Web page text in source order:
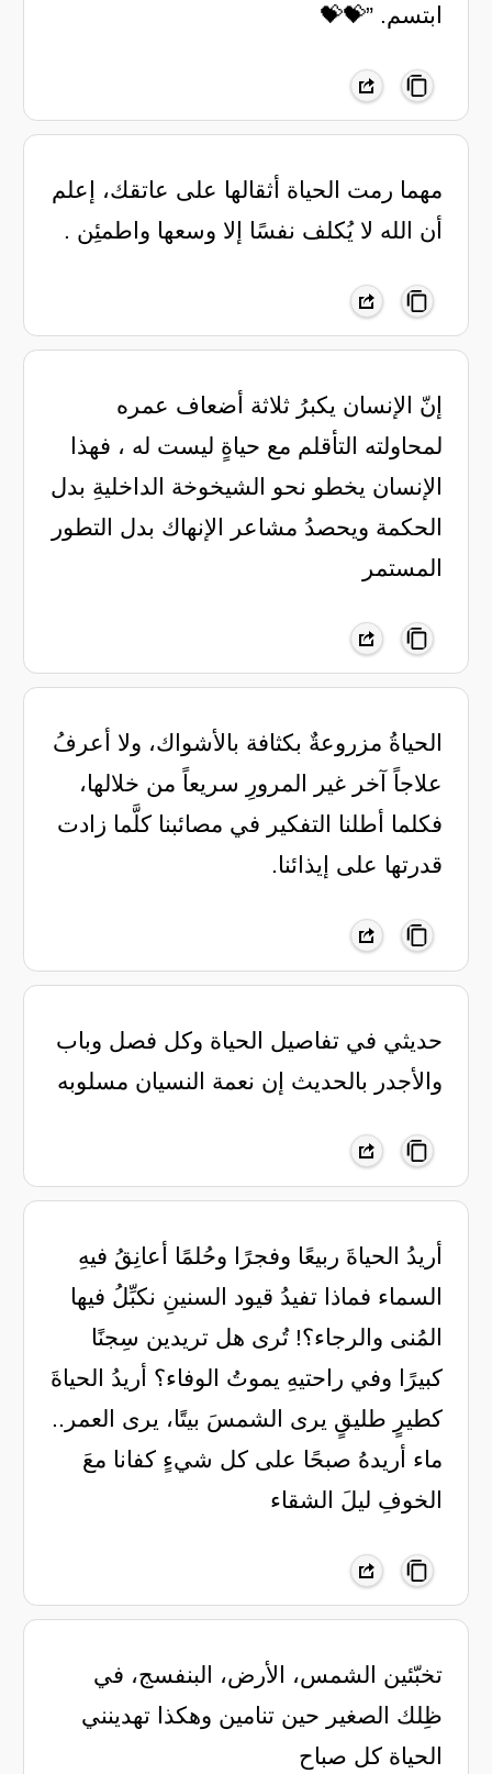
ابتسم. ”💝💝
مهما رمت الحياة أثقالها على عاتقك، إعلم
أن الله لا يُكلف نفسًا إلا وسعها واطمئِن .
إنّ الإنسان يكبرُ ثلاثة أضعاف عمره
لمحاولته التأقلم مع حياةٍ ليست له ، فهذا
الإنسان يخطو نحو الشيخوخة الداخليةِ بدل
الحكمة ويحصدُ مشاعر الإنهاك بدل التطور
المستمر
الحياةُ مزروعةٌ بكثافة بالأشواك، ولا أعرفُ
علاجاً آخر غير المرورِ سريعاً من خلالها،
فكلما أطلنا التفكير في مصائبنا كلَّما زادت
قدرتها على إيذائنا.
حديثي في تفاصيل الحياة وكل فصل وباب
‏والأجدر بالحديث إن نعمة النسيان مسلوبه
أريدُ الحياةَ ربيعًا وفجرًا وحُلمًا أعانِقُ فيهِ
السماء فماذا تفيدُ قيود السنينِ نكبِّلُ فيها
المُنى والرجاء؟! تُرى هل تريدين سِجنًا
كبيرًا وفي راحتيهِ يموتُ الوفاء؟ أريدُ الحياةَ
كطيرٍ طليقٍ يرى الشمسَ بيتًا، يرى العمر..
ماء أريدهُ صبحًا على كل شيءٍ كفانا معَ
الخوفِ ليلَ الشقاء
تخبّئين الشمس، الأرض، البنفسج، في
ظِلك الصغير حين تنامين وهكذا تهدينني
الحياة كل صباح